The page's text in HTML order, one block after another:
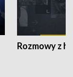
Rozmowy z